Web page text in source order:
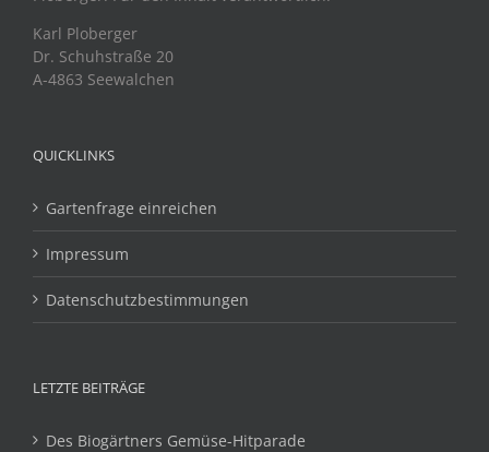
Karl Ploberger
Dr. Schuhstraße 20
A-4863 Seewalchen
QUICKLINKS
Gartenfrage einreichen
Impressum
Datenschutzbestimmungen
LETZTE BEITRÄGE
Des Biogärtners Gemüse-Hitparade